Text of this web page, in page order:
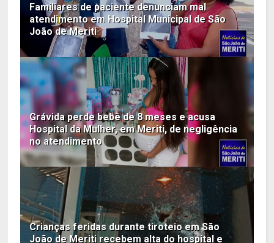
Familiares de paciente denunciam mal
atendimento em Hospital Municipal de São
João de Meriti
Grávida perde bebê de 8 meses e acusa
Hospital da Mulher, em Meriti, de negligência
no atendimento
Crianças feridas durante tiroteio em São
João de Meriti recebem alta do hospital e